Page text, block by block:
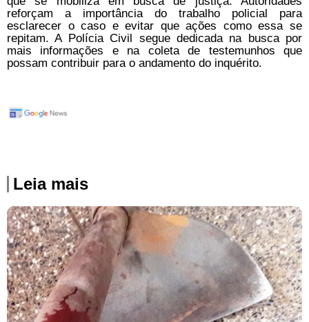
reforçam a importância do trabalho policial para
esclarecer o caso e evitar que ações como essa se
repitam. A Polícia Civil segue dedicada na busca por
mais informações e na coleta de testemunhos que
possam contribuir para o andamento do inquérito.
Leia mais